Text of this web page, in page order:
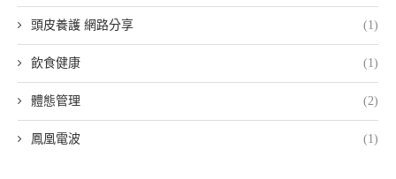
頭皮養護 網路分享 (1)
飲食健康 (1)
體態管理 (2)
鳳凰電波 (1)